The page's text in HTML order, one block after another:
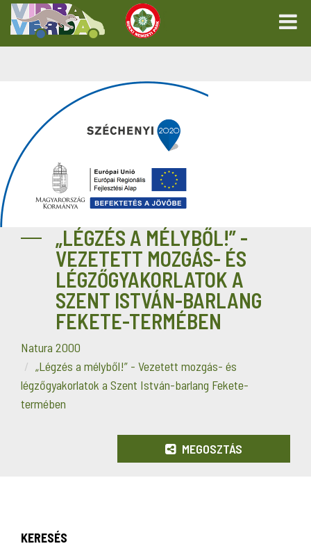
„LÉGZÉS A MÉLYBŐL!” -
VEZETETT MOZGÁS- ÉS
LÉGZŐGYAKORLATOK A
SZENT ISTVÁN-BARLANG
FEKETE-TERMÉBEN
Natura 2000
„Légzés a mélyből!” - Vezetett mozgás- és
légzőgyakorlatok a Szent István-barlang Fekete-
termében
MEGOSZTÁS
KERESÉS